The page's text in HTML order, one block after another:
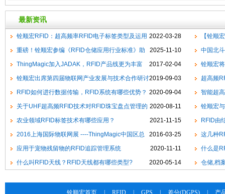
最新资讯
2022-03-28
铨顺宏RFID：超高频率RFID电子标签类型及运用
【铨顺
签，有效
2025-11-10
重磅！铨顺宏参编《RFID仓储应用行业标准》助
力仓储智能化管理升级
中国北
2017-02-04
ThingMagic加入JADAK，RFID产品线更为丰富
铨顺宏
2019-09-03
铨顺宏出席第四届物联网产业发展与技术合作研讨
会
超高频
2020-09-04
RFID如何进行数据传输，RFID系统有哪些优势？
智能超
2020-08-11
关于UHF超高频RFID技术对RFID珠宝盘点管理的
好处
铨顺宏
2021-11-15
农业领域RFID标签技术有哪些应用？
RFID由
2016-03-25
2016上海国际物联网展 ----ThingMagic中国区总
代理：深圳市铨顺宏科技邀请业界同仁莅临指导
这几种
2020-11-11
应用于宠物残留物的RFID追踪管理系统
什么是
用？
2020-05-14
什么叫RFID天线？RFID天线都有哪些类型?
仓储,档
铨顺宏首页 RFID GPS 差分(DGPS) 产